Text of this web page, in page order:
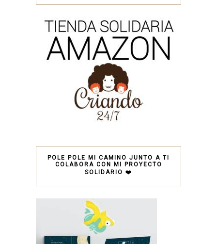
POLE POLE MI CAMINO JUNTO A TI
COLABORA CON MI PROYECTO
SOLIDARIO ❤️